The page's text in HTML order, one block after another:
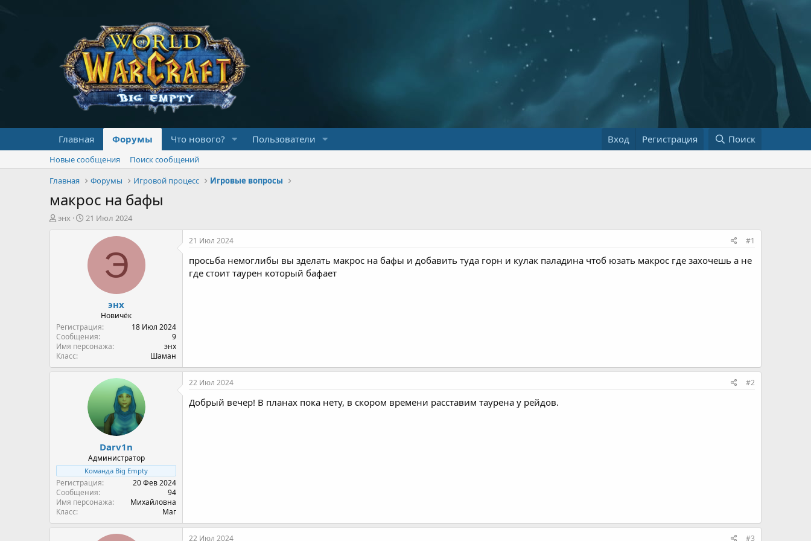
Главная Форумы Что нового? Пользователи Вход Регистрация Поиск
Новые сообщения
Поиск сообщений
Главная
Форумы Игровой процесс Игровые вопросы
макрос на бафы
А
энх
Д
н
а
21 Июл 2024
Э
энх
Новичёк
Регистрация
18 Июл 2024
Сообщения
9
Имя персонажа
энх
Класс
Шаман
21 Июл 2024 #1
просьба немоглибы вы зделать макрос на бафы и добавить туда горн и кулак паладина чтоб юзать макрос где захочешь а не
где стоит таурен который бафает
Darv1n
Администратор
Команда Big Empty
Регистрация
20 Фев 2024
Сообщения
94
Имя персонажа
Михайловна
Класс
Маг
22 Июл 2024 #2
Добрый вечер! В планах пока нету, в скором времени расставим таурена у рейдов.
22 Июл 2024 #3